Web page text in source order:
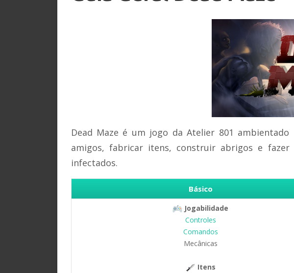
Dead Maze é um jogo da Atelier 801
amigos, fabricar itens, construir abrigos e
infectados.
Básico
Jogabilidade
Controles
Comandos
Mecânicas
Itens